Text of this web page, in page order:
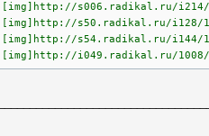
[img]http://s006.radikal.ru/i214/
[img]http://s50.radikal.ru/i128/
[img]http://s54.radikal.ru/i144/
[img]http://i049.radikal.ru/1008/